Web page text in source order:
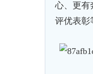
心、更有
评优表彰